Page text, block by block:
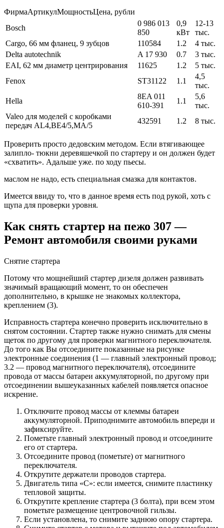
ФирмаАртикулМощностьЦена, рубли
Bosch
0 986 013
850
0,9
кВт
12-13
тыс.
Cargo, 66 мм фланец, 9 зубцов
110584 1.2
4 тыс.
Delta autotechnik
A 17 930 0.7
3 тыс.
EAI, 62 мм диаметр центрирования
11625 1.2
5 тыс.
Fenox
ST31122 1.1
4,5
тыс.
Hella
8EA 011
610-391
1.1
5,6
тыс.
Valeo для моделей с коробками
передач AL4,BE4/5,MA/5
432591 1.2 8 тыс.
Проверить просто дедовским методом. Если втягивающее
залипло- тюкни деревяшечкой по стартеру и он должен будет
«схватить». Адальше уже. по ходу пьесы.
маслом не надо, есть специальная смазка для контактов.
Имеется ввиду то, что в данное время есть под рукой, хоть с
щупа для проверки уровня.
Как снять стартер на пежо 307 —
Ремонт автомобиля своими руками
Снятие стартера
Потому что мощнейший стартер дизеля должен развивать
значимый вращающий момент, то он обеспечен
дополнительно, в крышке не знакомых коллектора,
креплением (3).
Исправность стартера конечно проверить исключительно в
снятом состоянии. Стартер также нужно снимать для смены
щеток по другому для проверки магнитного переключателя.
До того как Вы отсоедините показанные на рисунке
электронные соединения (1 — главный электронный провод;
3.2 — провод магнитного переключателя), отсоедините
провода от массы батареи аккумуляторной, по другому при
отсоединении вышеуказанных кабелей появляется опасное
искрение.
Отключите провод массы от клеммы батареи
аккумуляторной. Приподнимите автомобиль впереди и
зафиксируйте.
Пометьте главный электронный провод и отсоедините
его от стартера.
Отсоедините провод (пометьте) от магнитного
переключателя.
Открутите держатели проводов стартера.
Двигатель типа «С»: если имеется, снимите пластинку
тепловой защиты.
Открутите крепление стартера (3 болта), при всем этом
пометьте размещение центровочной гильзы.
Если установлена, то снимите заднюю опору стартера.